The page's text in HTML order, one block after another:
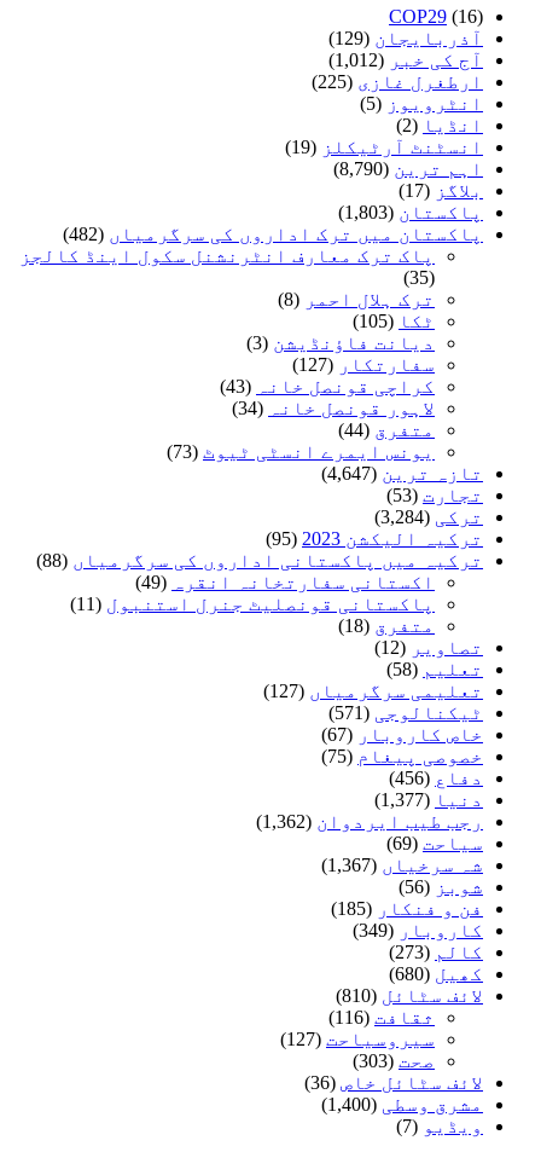
COP29 (16)
آذربایجان (129)
آج کی خبر (1,012)
ارطغرل غازی (225)
انٹرویوز (5)
انڈیا (2)
انسٹنٹ آرٹیکلز (19)
اہم ترین (8,790)
بلاگز (17)
پاکستان (1,803)
پاکستان میں ترک اداروں کی سرگرمیاں (482)
پاک ترک معارف انٹرنشنل سکول اینڈ کالجز
(35)
ترک ہلال احمر (8)
ٹکا (105)
دیانت فاؤنڈیشن (3)
سفارتکار (127)
کراچی قونصل خانہ
(43)
لاہور قونصل خانہ
(34)
متفرق (44)
یونس ایمرے انسٹی ٹیوٹ (73)
تازہ ترین (4,647)
تجارت (53)
ترکی (3,284)
ترکیہ الیکشن 2023
(95)
ترکیہ میں پاکستانی اداروں کی سرگرمیاں (88)
اکستانی سفارتخانہ انقرہ
(49)
پاکستانی قونصلیٹ جنرل استنبول (11)
متفرق (18)
تصاویر (12)
تعلیم (58)
تعلیمی سرگرمیاں (127)
ٹیکنالوجی (571)
خاص کاروبار (67)
خصوصی پیغام (75)
دفاع (456)
دنیا (1,377)
رجب طیب ایردوان (1,362)
سیاحت (69)
شہ سرخیاں (1,367)
شوبز (56)
فن و فنکار (185)
کاروبار (349)
کالم (273)
کھیل (680)
لائف سٹائل (810)
ثقافت (116)
سیروسیاحت (127)
صحت (303)
لائف سٹائل خاص (36)
مشرق وسطی (1,400)
ویڈیو (7)